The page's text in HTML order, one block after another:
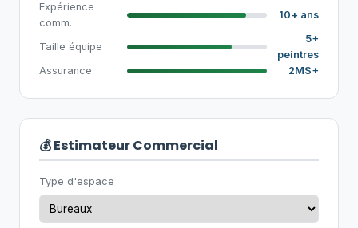
Expérience
comm.
10+ ans
Taille équipe
5+
peintres
Assurance
2M$+
💰 Estimateur Commercial
Type d'espace